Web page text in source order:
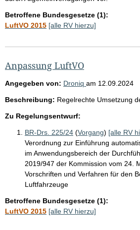
Betroffene Bundesgesetze (1):
LuftVO 2015 [alle RV hierzu]
Anpassung LuftVO
Angegeben von: Droniq am 12.09.2024
Beschreibung: Regelrechte Umsetzung
Zu Regelungsentwurf:
BR-Drs. 225/24 (Vorgang) [alle RV
Verordnung zur Einführung
im Anwendungsbereich der
2019/947 der Kommission vom 24.
Vorschriften und Verfahren für den
Luftfahrzeuge
Betroffene Bundesgesetze (1):
LuftVO 2015 [alle RV hierzu]